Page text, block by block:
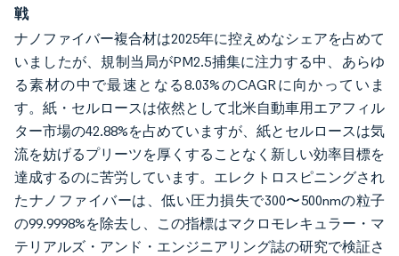
戦
ナノファイバー複合材は2025年に控えめなシェアを占めて
いましたが、規制当局がPM2.5捕集に注力する中、あらゆ
る素材の中で最速となる8.03%のCAGRに向かっていま
す。紙・セルロースは依然として北米自動車用エアフィル
ター市場の42.88%を占めていますが、紙とセルロースは気
流を妨げるプリーツを厚くすることなく新しい効率目標を
達成するのに苦労しています。エレクトロスピニングされ
たナノファイバーは、低い圧力損失で300〜500nmの粒子
の99.9998%を除去し、この指標はマクロモレキュラー・マ
テリアルズ・アンド・エンジニアリング誌の研究で検証さ